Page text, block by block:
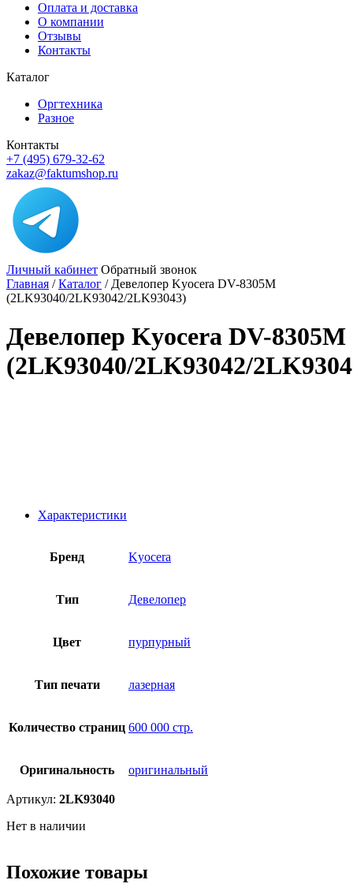
Оплата и доставка
О компании
Отзывы
Контакты
Каталог
Оргтехника
Разное
Контакты
+7 (495) 679-32-62
zakaz@faktumshop.ru
Личный кабинет Обратный звонок
Главная /Каталог / Девелопер Kyocera DV-8305M
(2LK93040/2LK93042/2LK93043)
Девелопер Kyocera DV-8305M
(2LK93040/2LK93042/
Характеристики
Бренд Kyocera
Тип Девелопер
Цвет пурпурный
Тип печати лазерная
Количество страниц 600 000 стр.
Оригинальность оригинальный
Артикул: 2LK93040
Нет в наличии
Похожие товары